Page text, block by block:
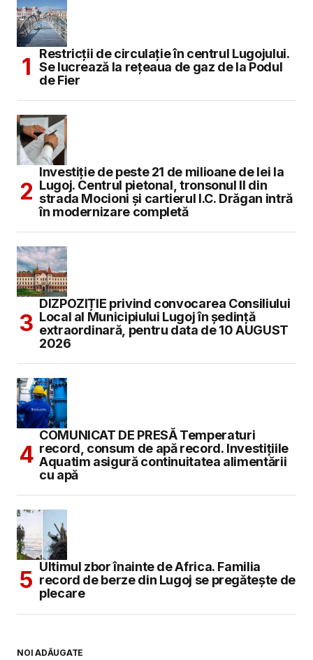
Restricții de circulație în centrul Lugojului.
Se lucrează la rețeaua de gaz de la Podul
de Fier
Investiție de peste 21 de milioane de lei la
Lugoj. Centrul pietonal, tronsonul II din
strada Mocioni și cartierul I.C. Drăgan intră
în modernizare completă
DIZPOZIȚIE privind convocarea Consiliului
Local al Municipiului Lugoj în şedinţă
extraordinară, pentru data de 10 AUGUST
2026
COMUNICAT DE PRESĂ Temperaturi
record, consum de apă record. Investițiile
Aquatim asigură continuitatea alimentării
cu apă
Ultimul zbor înainte de Africa. Familia
record de berze din Lugoj se pregătește de
plecare
NOI ADĂUGATE